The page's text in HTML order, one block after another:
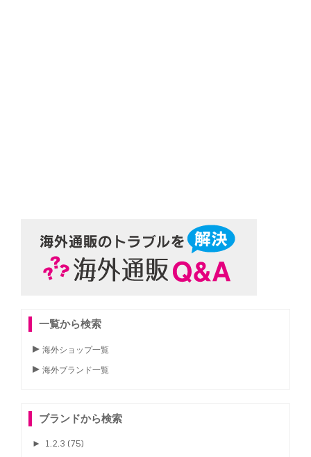
一覧から検索
海外ショップ一覧
海外ブランド一覧
ブランドから検索
► 1.2.3 (75)